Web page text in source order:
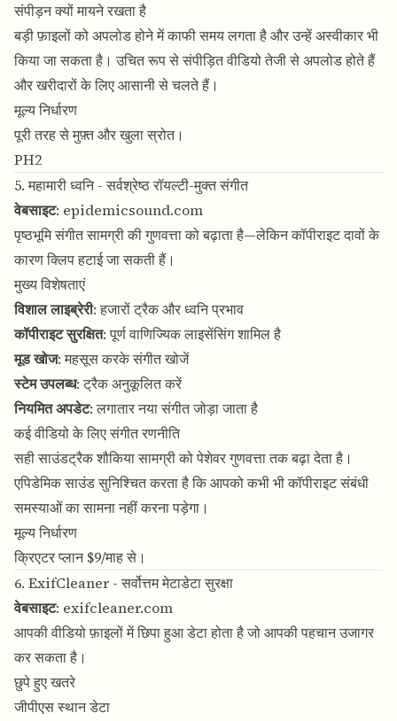
संपीड़न क्यों मायने रखता है
बड़ी फ़ाइलों को अपलोड होने में काफी समय लगता है और उन्हें अस्वीकार भी
किया जा सकता है। उचित रूप से संपीड़ित वीडियो तेजी से अपलोड होते हैं
और खरीदारों के लिए आसानी से चलते हैं।
मूल्य निर्धारण
पूरी तरह से मुफ़्त और खुला स्रोत।
PH2
5. महामारी ध्वनि - सर्वश्रेष्ठ रॉयल्टी-मुक्त संगीत
वेबसाइट: epidemicsound.com
पृष्ठभूमि संगीत सामग्री की गुणवत्ता को बढ़ाता है—लेकिन कॉपीराइट दावों के
कारण क्लिप हटाई जा सकती हैं।
मुख्य विशेषताएं
विशाल लाइब्रेरी: हजारों ट्रैक और ध्वनि प्रभाव
कॉपीराइट सुरक्षित: पूर्ण वाणिज्यिक लाइसेंसिंग शामिल है
मूड खोज: महसूस करके संगीत खोजें
स्टेम उपलब्ध: ट्रैक अनुकूलित करें
नियमित अपडेट: लगातार नया संगीत जोड़ा जाता है
कई वीडियो के लिए संगीत रणनीति
सही साउंडट्रैक शौकिया सामग्री को पेशेवर गुणवत्ता तक बढ़ा देता है।
एपिडेमिक साउंड सुनिश्चित करता है कि आपको कभी भी कॉपीराइट संबंधी
समस्याओं का सामना नहीं करना पड़ेगा।
मूल्य निर्धारण
क्रिएटर प्लान $9/माह से।
6. ExifCleaner - सर्वोत्तम मेटाडेटा सुरक्षा
वेबसाइट: exifcleaner.com
आपकी वीडियो फ़ाइलों में छिपा हुआ डेटा होता है जो आपकी पहचान उजागर
कर सकता है।
छुपे हुए खतरे
जीपीएस स्थान डेटा